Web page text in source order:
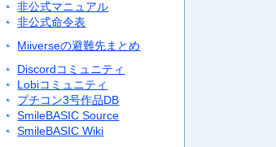
非公式マニュアル
非公式命令表
Miiverseの避難先まとめ
Discordコミュニティ
Lobiコミュニティ
プチコン3号作品DB
SmileBASIC Source
SmileBASIC Wiki